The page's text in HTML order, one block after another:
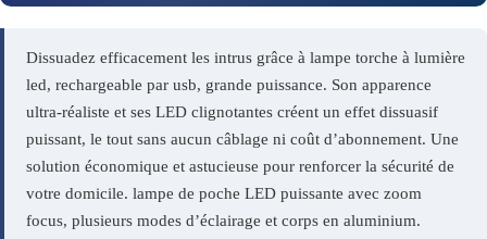
Dissuadez efficacement les intrus grâce à lampe torche à lumière
led, rechargeable par usb, grande puissance. Son apparence
ultra-réaliste et ses LED clignotantes créent un effet dissuasif
puissant, le tout sans aucun câblage ni coût d’abonnement. Une
solution économique et astucieuse pour renforcer la sécurité de
votre domicile. lampe de poche LED puissante avec zoom
focus, plusieurs modes d’éclairage et corps en aluminium.